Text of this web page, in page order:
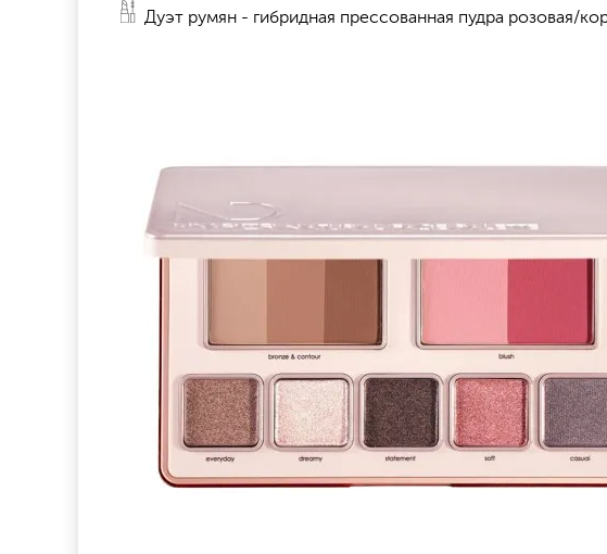
Дуэт румян - гибридная прессованная пудра розовая/